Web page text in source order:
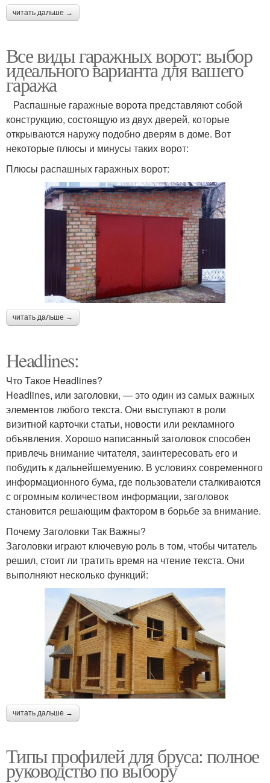
читать дальше →
Все виды гаражных ворот: выбор
идеального варианта для вашего
гаража
Распашные гаражные ворота представляют собой
конструкцию, состоящую из двух дверей, которые
открываются наружу подобно дверям в доме. Вот
некоторые плюсы и минусы таких ворот:
Плюсы распашных гаражных ворот:
читать дальше →
Headlines:
Что Такое Headlines?
Headlines, или заголовки, — это один из самых важных
элементов любого текста. Они выступают в роли
визитной карточки статьи, новости или рекламного
объявления. Хорошо написанный заголовок способен
привлечь внимание читателя, заинтересовать его и
побудить к дальнейшемуению. В условиях современного
информационного бума, где пользователи сталкиваются
с огромным количеством информации, заголовок
становится решающим фактором в борьбе за внимание.
Почему Заголовки Так Важны?
Заголовки играют ключевую роль в том, чтобы читатель
решил, стоит ли тратить время на чтение текста. Они
выполняют несколько функций:
читать дальше →
Типы профилей для бруса: полное
руководство по выбору